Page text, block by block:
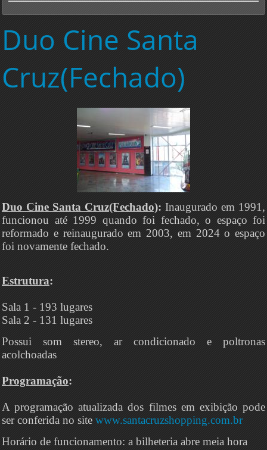
Duo Cine Santa
Cruz(Fechado)
Duo Cine Santa Cruz(Fechado): Inaugurado em 1991,
funcionou até 1999 quando foi fechado, o espaço foi
reformado e reinaugurado em 2003, em 2024 o espaço
foi novamente fechado.
Estrutura:
Sala 1 - 193 lugares
Sala 2 - 131 lugares
Possui som stereo, ar condicionado e poltronas
acolchoadas
Programação:
A programação atualizada dos filmes em exibição pode
ser conferida no site www.santacruzshopping.com.br
Horário de funcionamento: a bilheteria abre meia hora